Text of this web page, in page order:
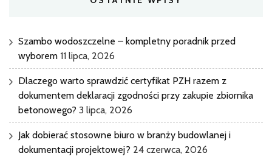
Szambo wodoszczelne – kompletny poradnik przed
wyborem 11 lipca, 2026
Dlaczego warto sprawdzić certyfikat PZH razem z
dokumentem deklaracji zgodności przy zakupie zbiornika
betonowego? 3 lipca, 2026
Jak dobierać stosowne biuro w branży budowlanej i
dokumentacji projektowej? 24 czerwca, 2026